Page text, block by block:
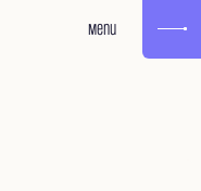
Menu